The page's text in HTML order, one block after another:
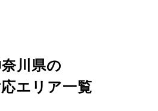
川県の
エリア一覧